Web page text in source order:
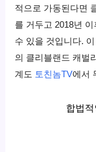
적으로 가동된다면
를 거두고 2018년
수 있을 것입니다.
의 클리블랜드 캐벌
계도 토친놈TV에서
합법